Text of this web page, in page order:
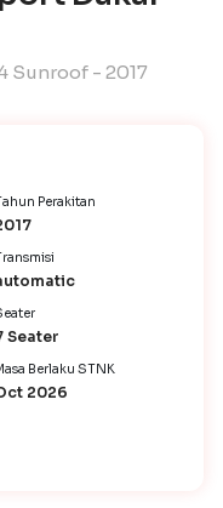
Sunroof - 2017
Perakitan
Seater
Berlaku STNK
2026